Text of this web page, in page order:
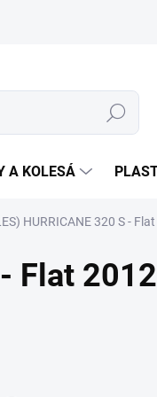
Hľadať
A KOLESÁ
HURRICANE 320 S -
- Flat 2012